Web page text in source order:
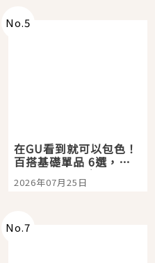
No.5
在GU看到就可以包色！
百搭基礎單品 6選，閉
眼全收也不心疼
2026年07月25日
No.7